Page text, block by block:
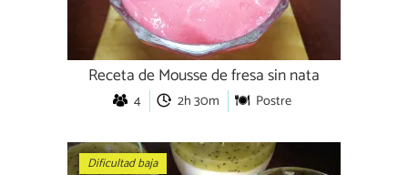
Receta de Mousse de fresa sin nata
4 2h 30m Postre
Dificultad baja